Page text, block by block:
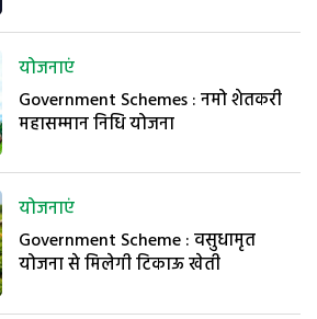
योजनाएं
Government Schemes : नमो शेतकरी
महासम्मान निधि योजना
योजनाएं
Government Scheme : वसुधामृत
योजना से मिलेगी टिकाऊ खेती